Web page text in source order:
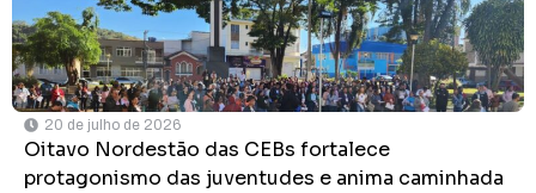
20 de julho de 2026
Oitavo Nordestão das CEBs fortalece
protagonismo das juventudes e anima caminhada